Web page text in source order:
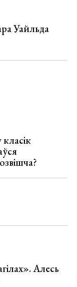
Уайльда
Алесь